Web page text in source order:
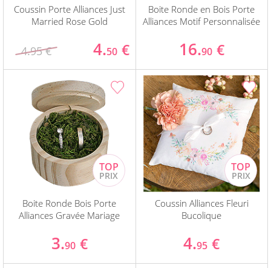
Coussin Porte Alliances Just
Married Rose Gold
4.95 € 4.50 €
Boite Ronde en Bois Porte
Alliances Motif Personnalisée
16.90 €
Boite Ronde Bois Porte
Alliances Gravée Mariage
3.90 €
Coussin Alliances Fleuri
Bucolique
4.95 €